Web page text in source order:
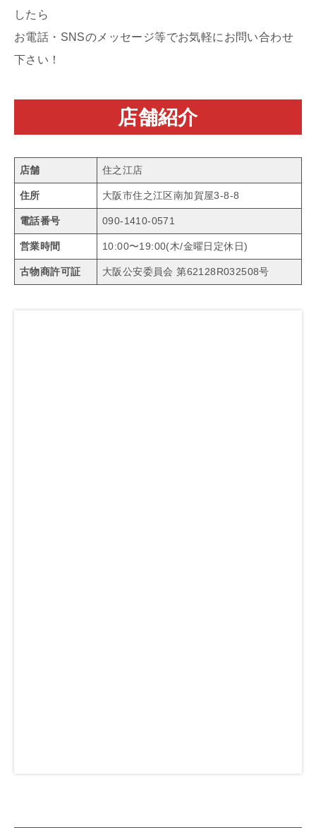
したら
お電話・SNSのメッセージ等でお気軽にお問い合わせ
下さい！
店舗紹介
店舗 住之江店
住所 大阪市住之江区南加賀屋3-8-8
電話番号 090-1410-0571
営業時間 10:00〜19:00(木/金曜日定休日)
古物商許可証 大阪公安委員会 第62128R032508号